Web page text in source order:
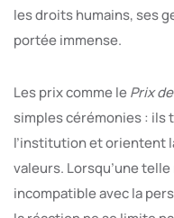
les droits humains, ses
portée immense.
Les prix comme lePrix
simples cérémonies : ils
l’institution et orientent
valeurs. Lorsqu’une
incompatible avec la